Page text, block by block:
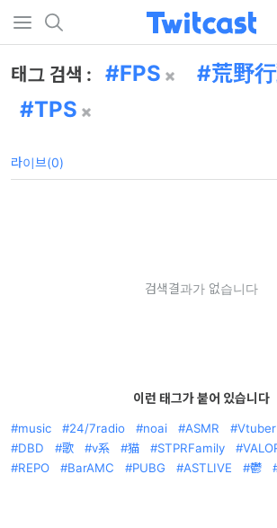
태그 검색 : FPS
荒野
TPS
라이브(0)
검색결과가 없습니다
이런 태그가 붙어 있습니다
music 24/7radio noai ASMR Vtuber
DBD
歌 v系 猫 STPRFamily
REPO
BarAMC PUBG ASTLIVE 鬱